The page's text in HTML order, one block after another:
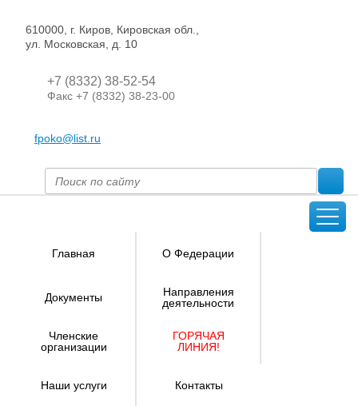
610000, г. Киров, Кировская обл.,
ул. Московская, д. 10
+7 (8332) 38-52-54
Факс +7 (8332) 38-23-00
fpoko@list.ru
Главная О Федерации
Документы
Направления
деятельности
Членские
организации
ГОРЯЧАЯ
ЛИНИЯ!
Наши услуги Контакты